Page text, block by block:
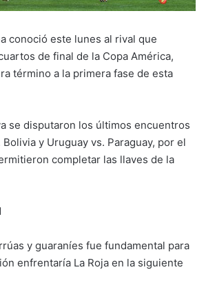
conoció este lunes al rival que
de final de la Copa América,
término a la primera fase de esta
se disputaron los últimos encuentros
y Uruguay vs. Paraguay, por el
completar las llaves de la
y guaraníes fue fundamental para
enfrentaría La Roja en la siguiente